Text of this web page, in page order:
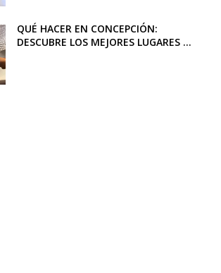
QUÉ HACER EN CONCEPCIÓN:
DESCUBRE LOS MEJORES LUGARES ...